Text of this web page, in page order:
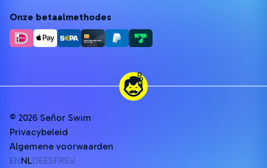
Onze betaalmethodes
© 2026 Señor Swim
Privacybeleid
Algemene voorwaarden
ENNLDEESFRSV